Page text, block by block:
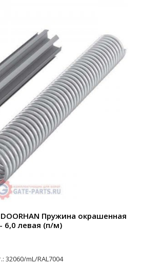
Пружина окрашенная
6,0 левая (п/м)
32060/mL/RAL7004